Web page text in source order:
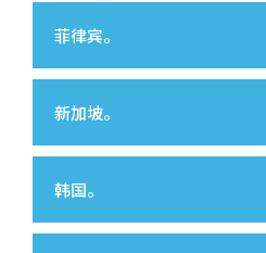
菲律宾。
新加坡。
韩国。